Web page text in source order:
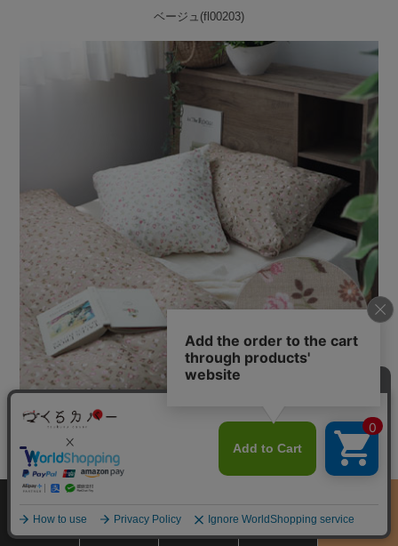
ベージュ(fl00203)
ナチュラルで甘すぎないかわいらしさをもつベージュ。フローリング
や木の家具とも相性がよく取り入れやすいカラーでもあります。
スタッフが使ってみました
商品をさがす
サイズ
お買物ガイド カート